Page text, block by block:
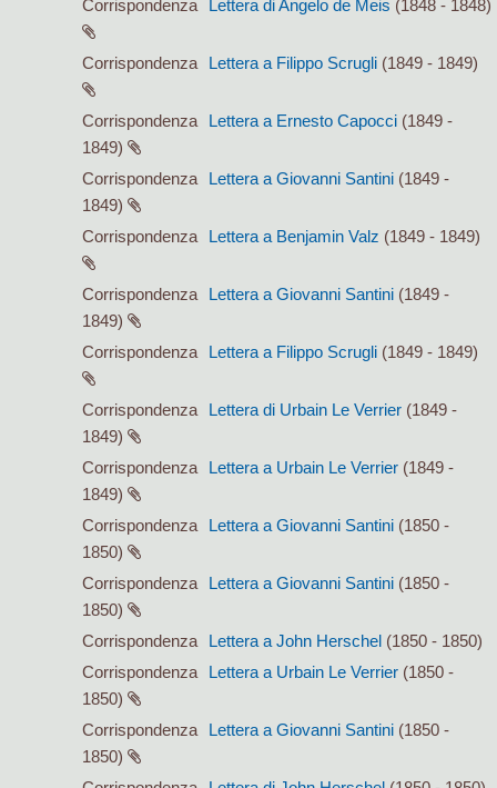
Corrispondenza
Lettera di Angelo de Meis (1848 - 1848)
Corrispondenza Lettera a Filippo Scrugli (1849 - 1849)
Corrispondenza Lettera a Ernesto Capocci (1849 -
1849)
Corrispondenza
Lettera a Giovanni Santini (1849 -
1849)
Corrispondenza
Lettera a Benjamin Valz (1849 - 1849)
Corrispondenza Lettera a Giovanni Santini (1849 -
1849)
Corrispondenza
Lettera a Filippo Scrugli (1849 - 1849)
Corrispondenza Lettera di Urbain Le Verrier (1849 -
1849)
Corrispondenza
Lettera a Urbain Le Verrier (1849 -
1849)
Corrispondenza
Lettera a Giovanni Santini (1850 -
1850)
Corrispondenza
Lettera a Giovanni Santini (1850 -
1850)
Corrispondenza
Lettera a John Herschel (1850 - 1850)
Corrispondenza
Lettera a Urbain Le Verrier (1850 -
1850)
Corrispondenza
Lettera a Giovanni Santini (1850 -
1850)